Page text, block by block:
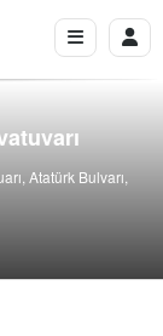
Atatürk Bulvarı,